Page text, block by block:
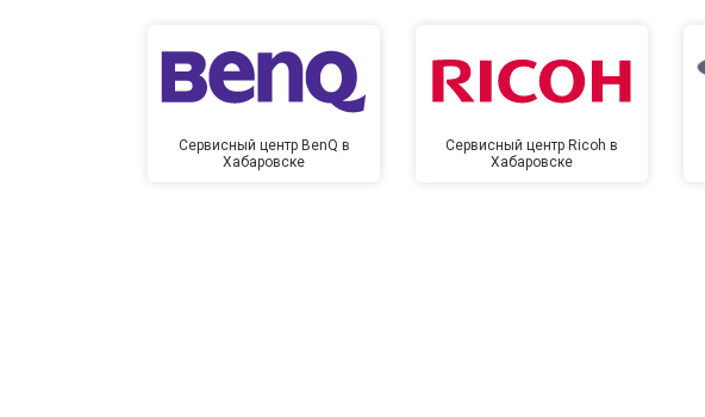
Сервисный центр BenQ в
Хабаровске
Сервисный центр Ricoh в
Хабаровске